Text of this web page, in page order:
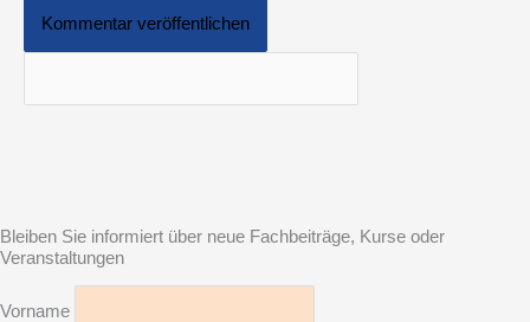
Bleiben Sie informiert über neue Fachbeiträge, Kurse oder
Veranstaltungen
Vorname